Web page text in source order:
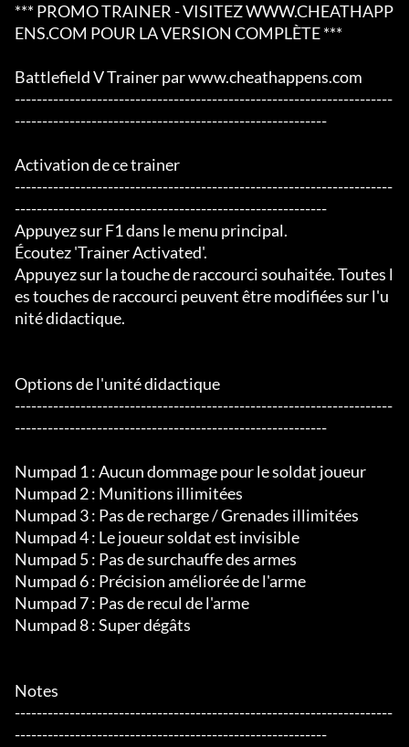
*** PROMO TRAINER - VISITEZ WWW.CHEATHAPP
ENS.COM POUR LA VERSION COMPLÈTE ***
Battlefield V Trainer par www.cheathappens.com
---------------------------------------------------------------------
---------------------------------------------------------
Activation de ce trainer
---------------------------------------------------------------------
---------------------------------------------------------
Appuyez sur F1 dans le menu principal.
Écoutez 'Trainer Activated'.
Appuyez sur la touche de raccourci souhaitée. Toutes l
es touches de raccourci peuvent être modifiées sur l'u
nité didactique.
Options de l'unité didactique
---------------------------------------------------------------------
---------------------------------------------------------
Numpad 1 : Aucun dommage pour le soldat joueur
Numpad 2 : Munitions illimitées
Numpad 3 : Pas de recharge / Grenades illimitées
Numpad 4 : Le joueur soldat est invisible
Numpad 5 : Pas de surchauffe des armes
Numpad 6 : Précision améliorée de l'arme
Numpad 7 : Pas de recul de l'arme
Numpad 8 : Super dégâts
Notes
---------------------------------------------------------------------
---------------------------------------------------------